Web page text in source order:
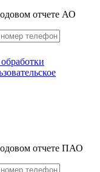
отчете АО
отчете ПАО